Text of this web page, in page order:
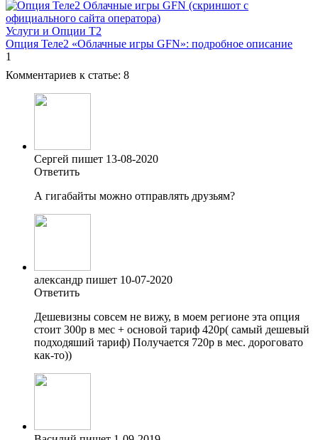
Услуги и Опции T2
Опция Теле2 «Облачные игры GFN»: подробное описание
1
Комментариев к статье: 8
Сергей пишет 13-08-2020
Ответить
А гигабайты можно отправлять друзьям?
александр пишет 10-07-2020
Ответить
Дешевизны совсем не вижу, в моем регионе эта опция
стоит 300р в мес + основой тариф 420р( самый дешевый
подходяший тариф) Получается 720р в мес. дороговато
как-то))